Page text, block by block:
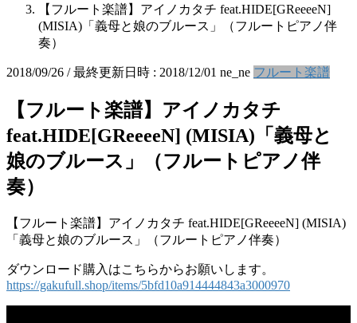
【フルート楽譜】アイノカタチ feat.HIDE[GReeeeN]
(MISIA)「義母と娘のブルース」（フルートピアノ伴
奏）
2018/09/26 / 最終更新日時 : 2018/12/01 ne_ne フルート楽譜
【フルート楽譜】アイノカタチ
feat.HIDE[GReeeeN] (MISIA)「義母と
娘のブルース」（フルートピアノ伴
奏）
【フルート楽譜】アイノカタチ feat.HIDE[GReeeeN] (MISIA)
「義母と娘のブルース」（フルートピアノ伴奏）
ダウンロード購入はこちらからお願いします。
https://gakufull.shop/items/5bfd10a914444843a3000970